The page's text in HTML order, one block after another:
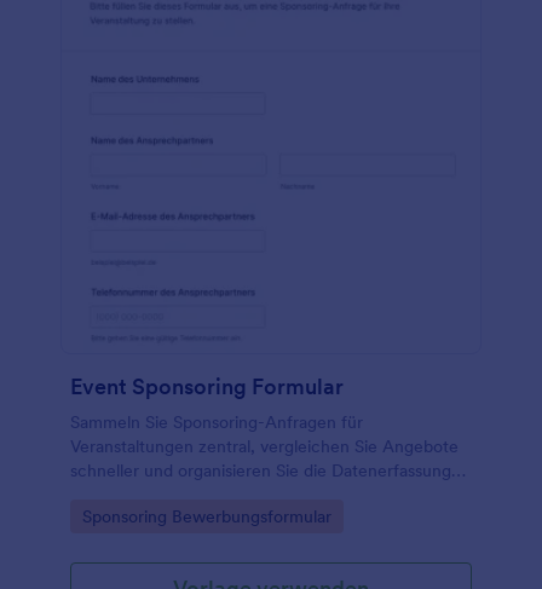
Event Sponsoring Formular
Sammeln Sie Sponsoring-Anfragen für
Veranstaltungen zentral, vergleichen Sie Angebote
schneller und organisieren Sie die Datenerfassung
Event-Sponsoring-Formular in Jotform.
Go to Category:
Sponsoring Bewerbungsformular